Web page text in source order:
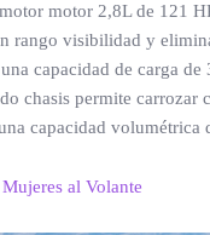
motor 2,8L de 121
rango visibilidad y
capacidad de carga de
chasis permite carrozar
capacidad volumétrica
al Volante